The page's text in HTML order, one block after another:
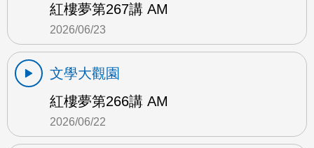
紅樓夢第267講 AM
2026/06/23
文學大觀園
紅樓夢第266講 AM
2026/06/22